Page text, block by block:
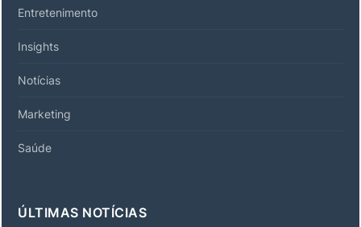
Entretenimento
Insights
Notícias
Marketing
Saúde
ÚLTIMAS NOTÍCIAS